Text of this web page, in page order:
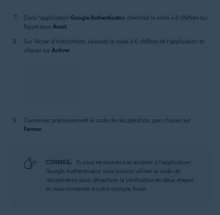
Dans l’application Google Authenticator , cherchez le code à 6 chiffres qui
figure sous Avast
Sur l’écran d’instructions, saisissez le code à 6 chiffres de l’application et
cliquez sur Activer
Conservez précieusement le code de récupération, puis cliquez sur
Fermer
CONSEIL:
Si vous ne pouvez pas accéder à l’application
Google Authenticator, vous pouvez utiliser le code de
récupération pour désactiver la vérification en deux étapes
et vous connecter à votre compte Avast.